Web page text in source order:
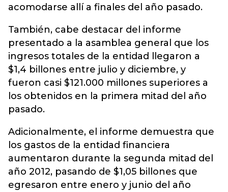
acomodarse allí a finales del año pasado.
También, cabe destacar del informe
presentado a la asamblea general que los
ingresos totales de la entidad llegaron a
$1,4 billones entre julio y diciembre, y
fueron casi $121.000 millones superiores a
los obtenidos en la primera mitad del año
pasado.
Adicionalmente, el informe demuestra que
los gastos de la entidad financiera
aumentaron durante la segunda mitad del
año 2012, pasando de $1,05 billones que
egresaron entre enero y junio del año